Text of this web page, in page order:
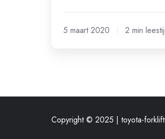
5 maart 2020 2 min
Copyright © 2025 | toyota-